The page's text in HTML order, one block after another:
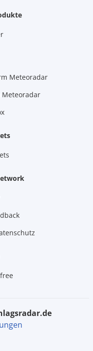
Meteoradar
Meteoradar